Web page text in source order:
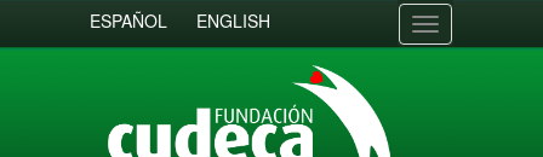
ESPAÑOL ENGLISH
Toggle
navigation